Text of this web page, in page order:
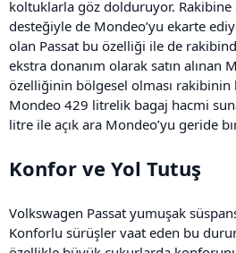
koltuklarla göz dolduruyor. Rakibine
desteğiyle de Mondeo’yu ekarte
olan Passat bu özelliği ile de
ekstra donanım olarak satın alınan
özelliğinin bölgesel olması rakibinin
Mondeo 429 litrelik bagaj hacmi
litre ile açık ara Mondeo’yu geride
Konfor ve Yol Tutuş
Volkswagen Passat yumuşak
Konforlu sürüşler vaat eden bu